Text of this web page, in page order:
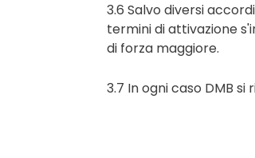
3.6 Salvo diversi
termini di attivazione
di forza maggiore.
3.7 In ogni caso DMB